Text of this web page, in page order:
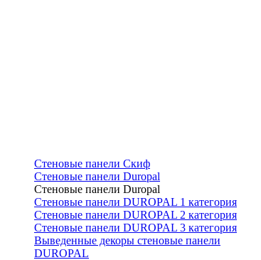
Стеновые панели Скиф
Стеновые панели Duropal
Стеновые панели Duropal
Стеновые панели DUROPAL 1 категория
Стеновые панели DUROPAL 2 категория
Стеновые панели DUROPAL 3 категория
Выведенные декоры стеновые панели
DUROPAL